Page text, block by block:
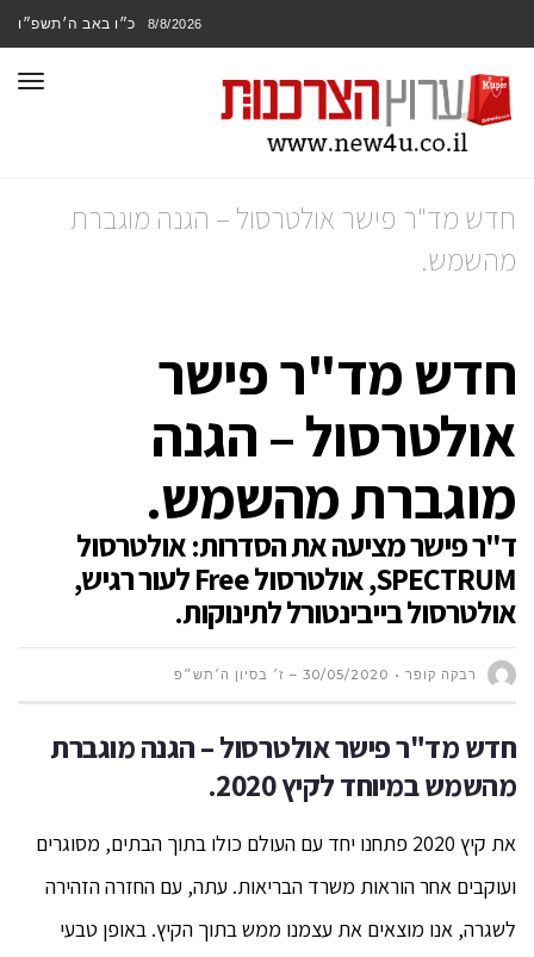
8/8/2026 כ״ו באב ה׳תשפ״ו
חדש מד"ר פישר אולטרסול – הגנה מוגברת
מהשמש.
חדש מד"ר פישר
אולטרסול – הגנה
מוגברת מהשמש.
ד"ר פישר מציעה את הסדרות: אולטרסול
SPECTRUM, אולטרסול Free לעור רגיש,
אולטרסול בייבינטורל לתינוקות.
רבקה קופר 30/05/2020 – ז׳ בסיון ה׳תש״פ
חדש מד"ר פישר אולטרסול – הגנה מוגברת
מהשמש במיוחד לקיץ 2020.
את קיץ 2020 פתחנו יחד עם העולם כולו בתוך הבתים, מסוגרים
ועוקבים אחר הוראות משרד הבריאות. עתה, עם החזרה הזהירה
לשגרה, אנו מוצאים את עצמנו ממש בתוך הקיץ. באופן טבעי